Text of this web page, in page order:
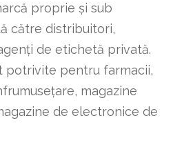
proprie și sub
către distribuitori,
de etichetă privată.
potrivite pentru farmacii,
magazine
de electronice de